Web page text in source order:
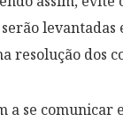
resolução dos
a se comunicar